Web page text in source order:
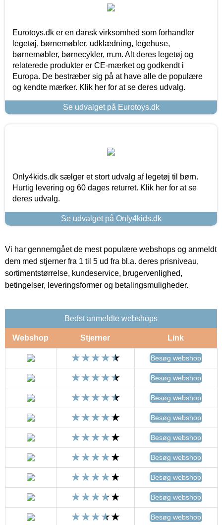
Eurotoys.dk er en dansk virksomhed som forhandler
legetøj, børnemøbler, udklædning, legehuse,
børnemøbler, børnecykler, m.m. Alt deres legetøj og
relaterede produkter er CE-mærket og godkendt i
Europa. De bestræber sig på at have alle de populære
og kendte mærker. Klik her for at se deres udvalg.
Se udvalget på Eurotoys.dk
Only4kids.dk sælger et stort udvalg af legetøj til børn.
Hurtig levering og 60 dages returret. Klik her for at se
deres udvalg.
Se udvalget på Only4kids.dk
Vi har gennemgået de mest populære webshops og anmeldt
dem med stjerner fra 1 til 5 ud fra bl.a. deres prisniveau,
sortimentstørrelse, kundeservice, brugervenlighed,
betingelser, leveringsformer og betalingsmuligheder.
Bedst anmeldte webshops
Webshop Stjerner Link
Besøg webshop
Besøg webshop
Besøg webshop
Besøg webshop
Besøg webshop
Besøg webshop
Besøg webshop
Besøg webshop
Besøg webshop